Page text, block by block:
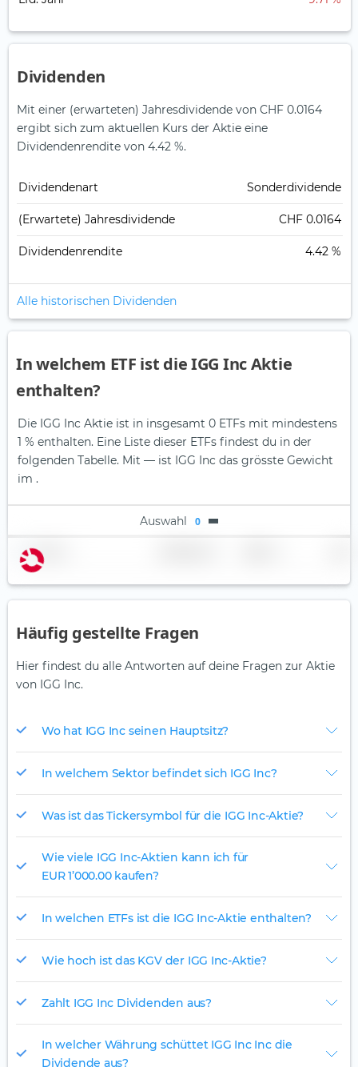
Dividenden
Mit einer (erwarteten) Jahresdividende von CHF 0.0164
ergibt sich zum aktuellen Kurs der Aktie eine
Dividendenrendite von 4.42 %.
Dividendenart Sonderdividende
(Erwartete) Jahresdividende CHF 0.0164
Dividendenrendite 4.42 %
Alle historischen Dividenden
In welchem ETF ist die IGG Inc Aktie
enthalten?
Die IGG Inc Aktie ist in insgesamt 0 ETFs mit mindestens
1 % enthalten. Eine Liste dieser ETFs findest du in der
folgenden Tabelle. Mit — ist IGG Inc das grösste Gewicht
im .
Auswahl 0
Name
Häufig gestellte Fragen
Hier findest du alle Antworten auf deine Fragen zur Aktie
von IGG Inc.
Wo hat IGG Inc seinen Hauptsitz?
In welchem Sektor befindet sich IGG Inc?
Was ist das Tickersymbol für die IGG Inc-Aktie?
Wie viele IGG Inc-Aktien kann ich für
EUR 1’000.00 kaufen?
In welchen ETFs ist die IGG Inc-Aktie enthalten?
Wie hoch ist das KGV der IGG Inc-Aktie?
Zahlt IGG Inc Dividenden aus?
In welcher Währung schüttet IGG Inc Inc die
Dividende aus?